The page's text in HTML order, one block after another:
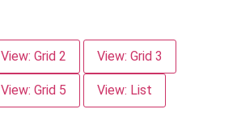
View: Grid 2 View: Grid 3
View: Grid 5
View: List